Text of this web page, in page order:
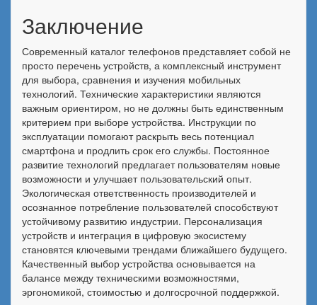
Заключение
Современный каталог телефонов представляет собой не
просто перечень устройств, а комплексный инструмент
для выбора, сравнения и изучения мобильных
технологий. Технические характеристики являются
важным ориентиром, но не должны быть единственным
критерием при выборе устройства. Инструкции по
эксплуатации помогают раскрыть весь потенциал
смартфона и продлить срок его службы. Постоянное
развитие технологий предлагает пользователям новые
возможности и улучшает пользовательский опыт.
Экологическая ответственность производителей и
осознанное потребление пользователей способствуют
устойчивому развитию индустрии. Персонализация
устройств и интеграция в цифровую экосистему
становятся ключевыми трендами ближайшего будущего.
Качественный выбор устройства основывается на
балансе между техническими возможностями,
эргономикой, стоимостью и долгосрочной поддержкой.